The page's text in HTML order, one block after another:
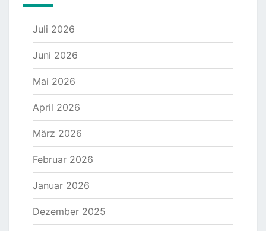
Juli 2026
Juni 2026
Mai 2026
April 2026
März 2026
Februar 2026
Januar 2026
Dezember 2025